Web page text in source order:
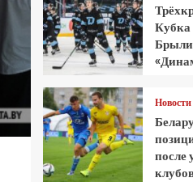
Кубка
Новости
после